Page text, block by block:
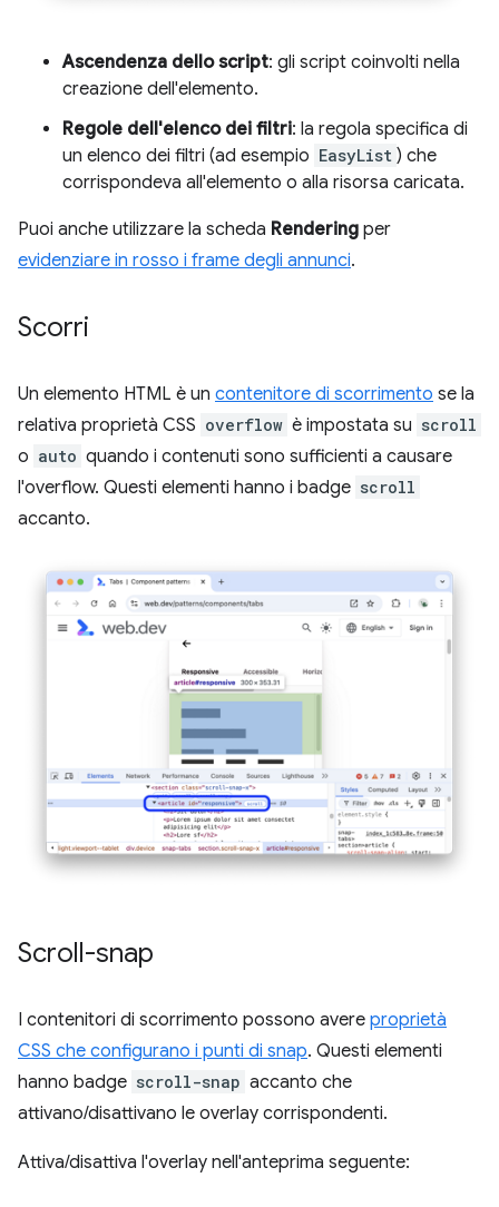
Ascendenza dello script: gli script coinvolti nella
creazione dell'elemento.
Regole dell'elenco dei filtri: la regola specifica di
un elenco dei filtri (ad esempio EasyList ) che
corrispondeva all'elemento o alla risorsa caricata.
Puoi anche utilizzare la scheda Rendering per
evidenziare in rosso i frame degli annunci.
Scorri
Un elemento HTML è un contenitore di scorrimento se la
relativa proprietà CSS overflow è impostata su scroll
o auto quando i contenuti sono sufficienti a causare
l'overflow. Questi elementi hanno i badge scroll
accanto.
Scroll-snap
I contenitori di scorrimento possono avere proprietà
CSS che configurano i punti di snap. Questi elementi
hanno badge scroll-snap accanto che
attivano/disattivano le overlay corrispondenti.
Attiva/disattiva l'overlay nell'anteprima seguente: